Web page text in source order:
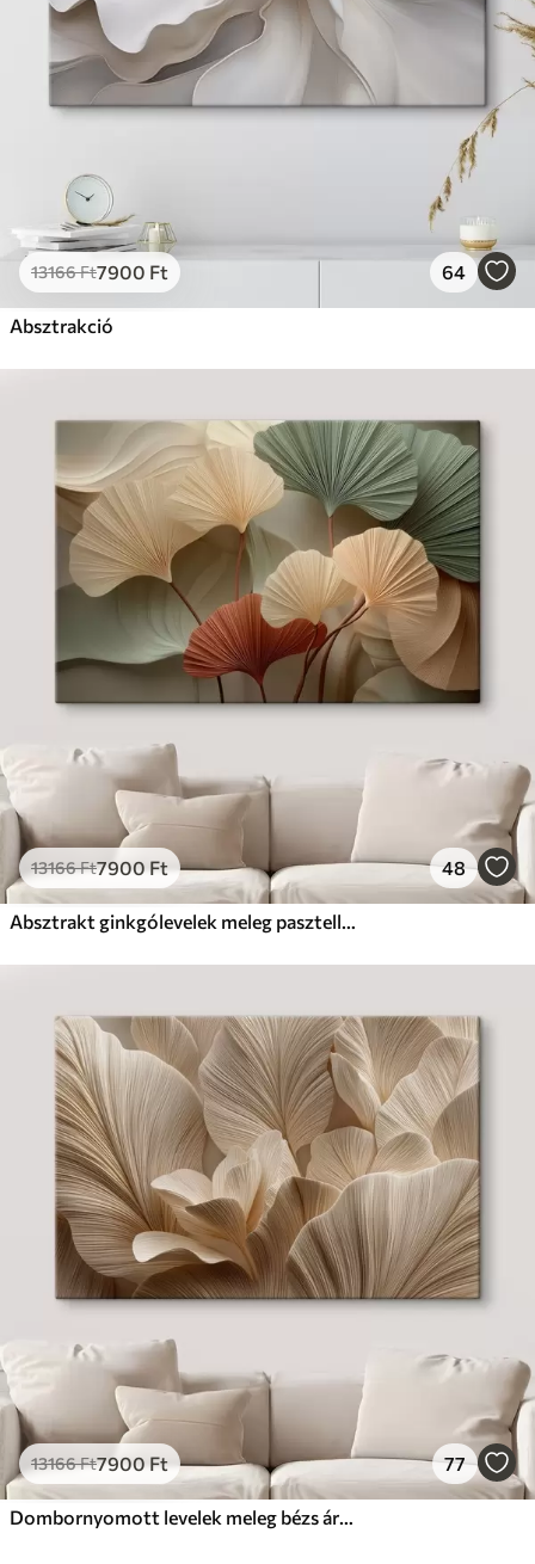
13166Ft7900 Ft 64
Absztrakció
13166Ft7900Ft 48
Absztrakt ginkgólevelek meleg pasztell színekben
13166Ft7900 Ft 77
Dombornyomott levelek meleg bézs árnyalatokban